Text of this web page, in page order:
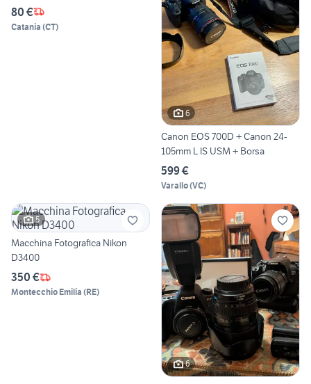
80 €
Catania (CT)
6
Canon EOS 700D + Canon 24-
105mm L IS USM + Borsa
599 €
Varallo(VC)
5
Macchina Fotografica Nikon
D3400
350 €
Montecchio Emilia (RE)
6